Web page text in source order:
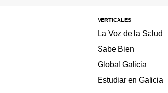
VERTICALES
La Voz de la Salud
Sabe Bien
Global Galicia
Estudiar en Galicia